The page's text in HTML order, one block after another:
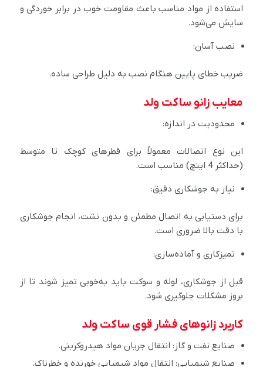
استفاده از مواد مناسب باعث مقاومت خوب در برابر خوردگی و
سایش می‌شود.
نصب آسان:
ضریب خطای پایین هنگام نصب به دلیل طراحی ساده.
معایب زانو ساکت ولد
محدودیت در اندازه:
این نوع اتصالات معمولاً برای قطرهای کوچک تا متوسط
(حداکثر 4 اینچ) مناسب است.
نیاز به جوشکاری دقیق:
برای دستیابی به اتصال مطمئن و بدون نشت، انجام جوشکاری
با دقت بالا ضروری است.
تمیزکاری و آماده‌سازی:
قبل از جوشکاری، لوله و سوکت باید به‌خوبی تمیز شوند تا از
بروز مشکلات جلوگیری شود.
کاربرد زانوهای فشار قوی ساکت ولد
صنایع نفت و گاز: انتقال جریان مواد هیدروکربنی.
صنایع شیمیایی: انتقال مواد شیمیایی خورنده و خطرناک.